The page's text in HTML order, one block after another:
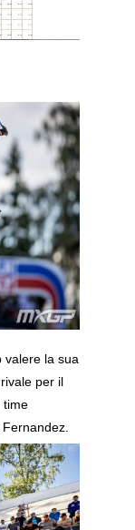
valere la sua
per il
time